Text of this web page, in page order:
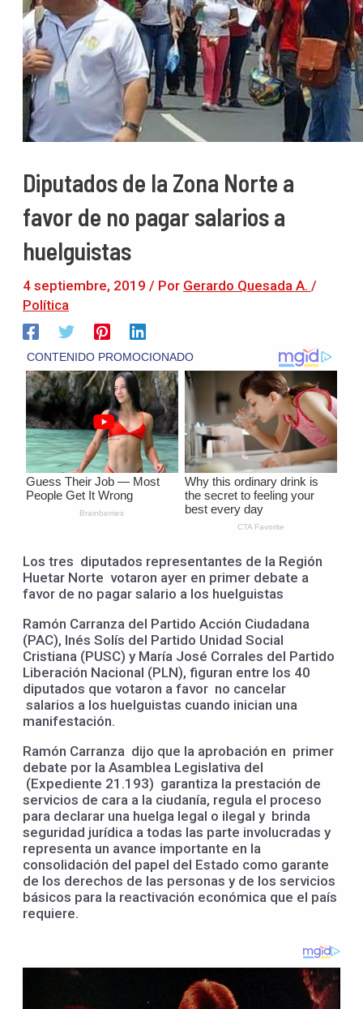
Diputados de la Zona Norte a
favor de no pagar salarios a
huelguistas
4 septiembre, 2019 / Por Gerardo Quesada A. /
Política
Los tres diputados representantes de la Región
Huetar Norte votaron ayer en primer debate a
favor de no pagar salario a los huelguistas
Ramón Carranza del Partido Acción Ciudadana
(PAC), Inés Solís del Partido Unidad Social
Cristiana (PUSC) y María José Corrales del Partido
Liberación Nacional (PLN), figuran entre los 40
diputados que votaron a favor no cancelar
salarios a los huelguistas cuando inician una
manifestación.
Ramón Carranza dijo que la aprobación en primer
debate por la Asamblea Legislativa del
(Expediente 21.193) garantiza la prestación de
servicios de cara a la ciudanía, regula el proceso
para declarar una huelga legal o ilegal y brinda
seguridad jurídica a todas las parte involucradas y
representa un avance importante en la
consolidación del papel del Estado como garante
de los derechos de las personas y de los servicios
básicos para la reactivación económica que el país
requiere.